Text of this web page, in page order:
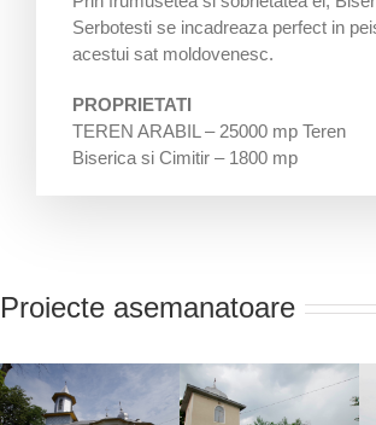
Serbotesti se incadreaza perfect in
acestui sat moldovenesc.
PROPRIETATI
TEREN ARABIL – 25000 mp Teren
Biserica si Cimitir – 1800 mp
Proiecte asemanatoare